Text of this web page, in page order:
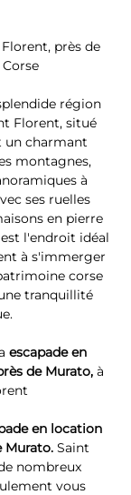
près de
région
Florent, situé
un charmant
montagnes,
à
ses ruelles
en pierre
l'endroit idéal
à s'immerger
corse
tranquillité
escapade en
de Murato, à
en location
Murato. Saint
nombreux
vous